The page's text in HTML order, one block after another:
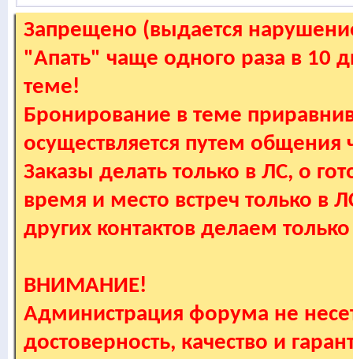
Запрещено (выдается
"Апать" чаще одного раза в 10
теме!
Бронирование в теме
осуществляется путем
Заказы делать только в ЛС, о
время и место встреч только в
других контактов делаем
ВНИМАНИЕ!
Администрация форума не
достоверность, качество и